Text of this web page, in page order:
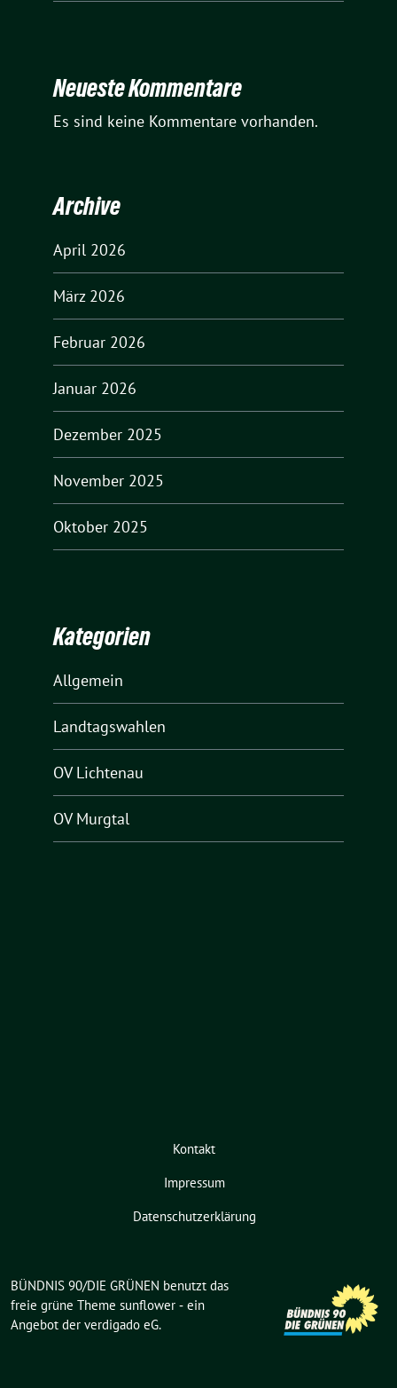
Neueste Kommentare
Es sind keine Kommentare vorhanden.
Archive
April 2026
März 2026
Februar 2026
Januar 2026
Dezember 2025
November 2025
Oktober 2025
Kategorien
Allgemein
Landtagswahlen
OV Lichtenau
OV Murgtal
Kontakt
Impressum
Datenschutzerklärung
BÜNDNIS 90/DIE GRÜNEN benutzt das
freie grüne Theme sunflower ‐ ein
Angebot der verdigado eG.